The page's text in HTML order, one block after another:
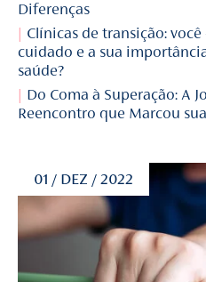
Diferenças
Clínicas de transição:
cuidado e a sua
saúde?
Do Coma à Superação: A
Reencontro que Marcou
01 / DEZ / 2022